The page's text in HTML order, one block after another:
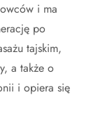
i ma
po
tajskim,
a także o
i opiera się